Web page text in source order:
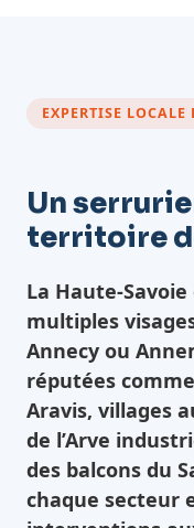
EXPERTISE
Un
territoire
La Haute-
multiples
Annecy ou
réputées
Aravis, villages
de l’Arve
des balcons du
chaque secteur